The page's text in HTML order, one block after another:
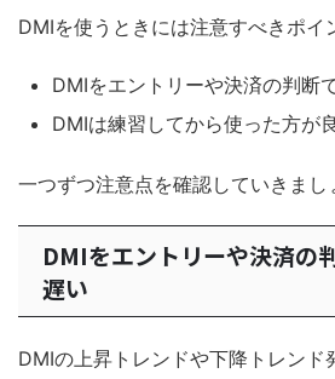
DMIを使うときには注意すべきポイ
DMIをエントリーや決済の判断
DMIは練習してから使った方が
一つずつ注意点を確認していきまし
DMIをエントリーや決済の
遅い
DMIの上昇トレンドや下降トレンド